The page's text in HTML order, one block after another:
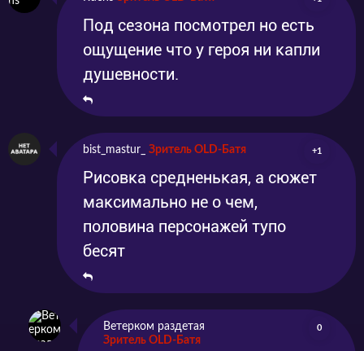
Под сезона посмотрел но есть
ощущение что у героя ни капли
душевности.
bist_mastur_ Зритель OLD-Батя +1
Рисовка средненькая, а сюжет
максимально не о чем,
половина персонажей тупо
бесят
Ветерком раздетая
Зритель OLD-Батя
0